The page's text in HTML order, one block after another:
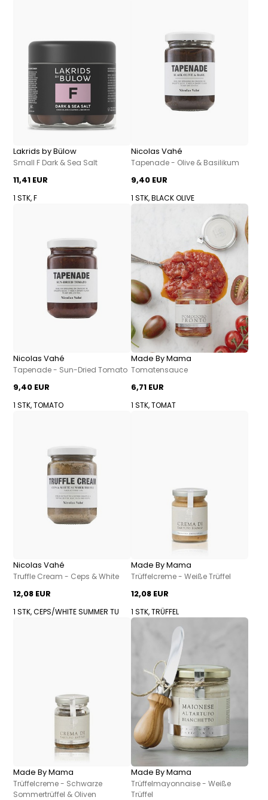
Lakrids by Bülow
Small F Dark & Sea Salt
11,41 EUR
1 STK, F
Nicolas Vahé
Tapenade - Olive & Basilikum
9,40 EUR
1 STK, BLACK OLIVE
Nicolas Vahé
Tapenade - Sun-Dried Tomato
9,40 EUR
1 STK, TOMATO
Made By Mama
Tomatensauce
6,71 EUR
1 STK, TOMAT
Nicolas Vahé
Truffle Cream - Ceps & White
12,08 EUR
1 STK, CEPS/WHITE SUMMER TU
Made By Mama
Trüffelcreme - Weiße Trüffel
12,08 EUR
1 STK, TRÜFFEL
Made By Mama
Trüffelcreme - Schwarze
Sommertrüffel & Oliven
Made By Mama
Trüffelmayonnaise - Weiße
Trüffel